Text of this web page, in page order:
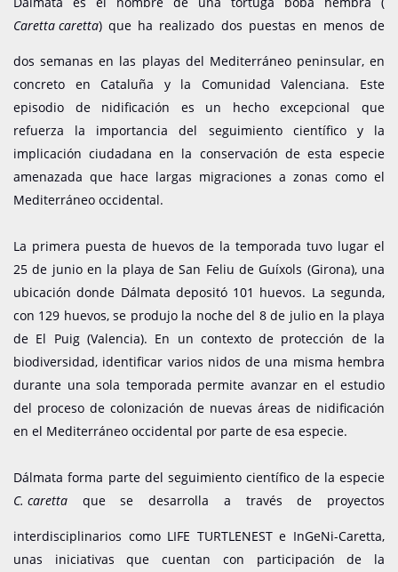
Caretta caretta) que ha realizado dos puestas en menos de
dos semanas en las playas del Mediterráneo peninsular, en
concreto en Cataluña y la Comunidad Valenciana. Este
episodio de nidificación es un hecho excepcional que
refuerza la importancia del seguimiento científico y la
implicación ciudadana en la conservación de esta especie
amenazada que hace largas migraciones a zonas como el
Mediterráneo occidental.
La primera puesta de huevos de la temporada tuvo lugar el
25 de junio en la playa de San Feliu de Guíxols (Girona), una
ubicación donde Dálmata depositó 101 huevos. La segunda,
con 129 huevos, se produjo la noche del 8 de julio en la playa
de El Puig (Valencia). En un contexto de protección de la
biodiversidad, identificar varios nidos de una misma hembra
durante una sola temporada permite avanzar en el estudio
del proceso de colonización de nuevas áreas de nidificación
en el Mediterráneo occidental por parte de esa especie.
Dálmata forma parte del seguimiento científico de la especie
C. caretta que se desarrolla a través de proyectos
interdisciplinarios como LIFE TURTLENEST e InGeNi-Caretta,
unas iniciativas que cuentan con participación de la